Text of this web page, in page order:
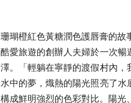
珊瑚橙紅色黃糖潤色護唇膏的故
酷愛旅遊的創辦人夫婦於一次
澤。「輕躺在寧靜的渡假村內
水中的夢，熾熱的陽光照亮了水
構成鮮明強烈的色彩對比。陽光